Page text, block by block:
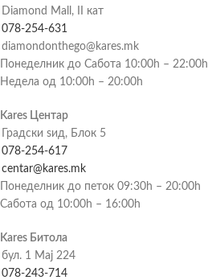
Diamond Mall, II кат
078-254-631
diamondonthego@kares.mk
Понеделник до Сабота 10:00h – 22:00h
Недела од 10:00h – 20:00h
Kares Центар
Градски ѕид, Блок 5
078-254-617
centar@kares.mk
Понеделник до петок 09:30h – 20:00h
Сабота од 10:00h – 16:00h
Kares Битола
бул. 1 Мај 224
078-243-714